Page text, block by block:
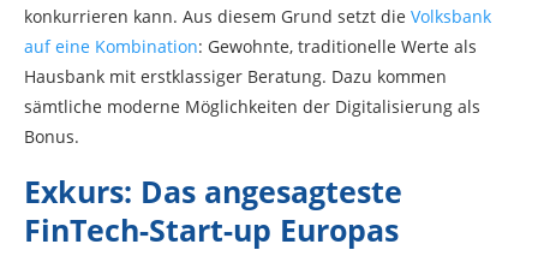
konkurrieren kann. Aus diesem Grund setzt die Volksbank
auf eine Kombination: Gewohnte, traditionelle Werte als
Hausbank mit erstklassiger Beratung. Dazu kommen
sämtliche moderne Möglichkeiten der Digitalisierung als
Bonus.
Exkurs: Das angesagteste
FinTech-Start-up Europas